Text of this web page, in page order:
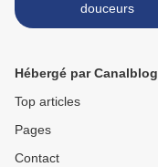
douceurs
Hébergé par Canalblog
Top articles
Pages
Contact